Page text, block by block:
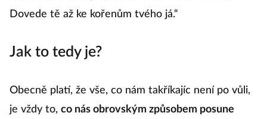
Dovede tě až ke kořenům tvého já.“
Jak to tedy je?
Obecně platí, že vše, co nám takříkajíc není po vůli,
je vždy to, co nás obrovským způsobem posune